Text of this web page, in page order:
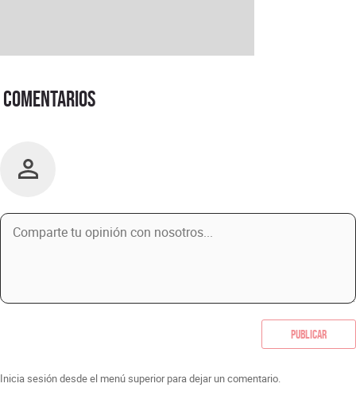
Comentarios
Publicar
Inicia sesión desde el menú superior para dejar un comentario.